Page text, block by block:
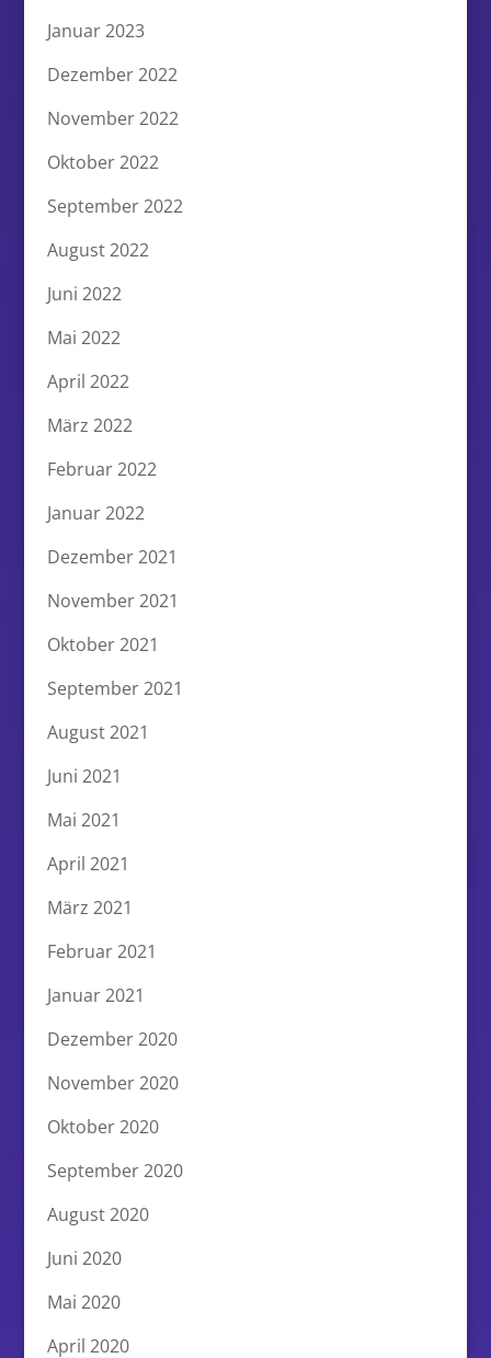
Januar 2023
Dezember 2022
November 2022
Oktober 2022
September 2022
August 2022
Juni 2022
Mai 2022
April 2022
März 2022
Februar 2022
Januar 2022
Dezember 2021
November 2021
Oktober 2021
September 2021
August 2021
Juni 2021
Mai 2021
April 2021
März 2021
Februar 2021
Januar 2021
Dezember 2020
November 2020
Oktober 2020
September 2020
August 2020
Juni 2020
Mai 2020
April 2020